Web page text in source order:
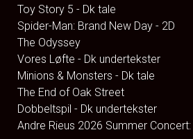
Toy Story 5 - Dk tale
Spider-Man: Brand New Day - 2D
The Odyssey
Vores Løfte - Dk undertekster
Minions & Monsters - Dk tale
The End of Oak Street
Dobbeltspil - Dk undertekster
Andre Rieus 2026 Summer